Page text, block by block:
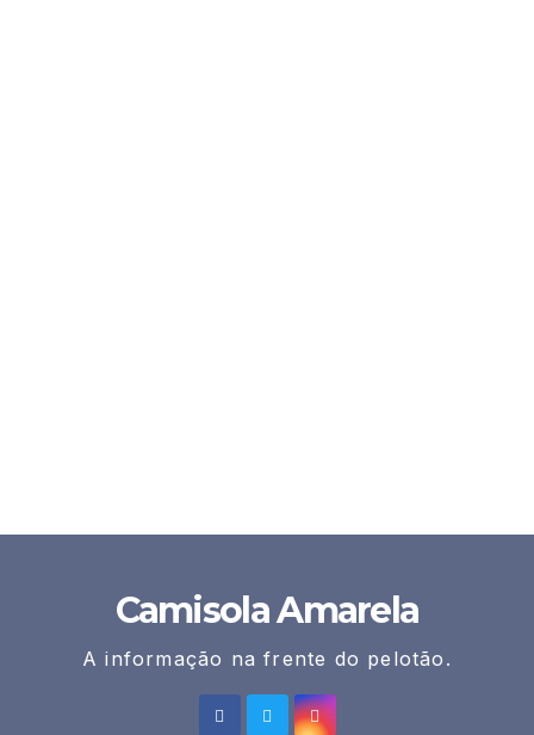
Camisola Amarela
A informação na frente do pelotão.